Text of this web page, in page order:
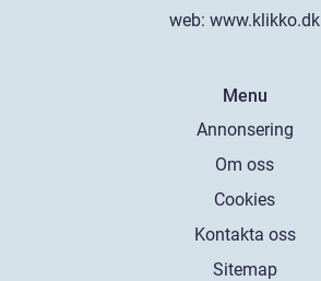
web: www.klikko.dk
Menu
Annonsering
Om oss
Cookies
Kontakta oss
Sitemap